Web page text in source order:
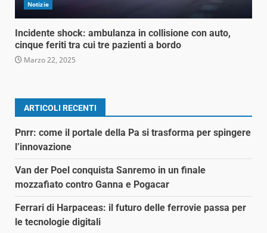
Notizie
Incidente shock: ambulanza in collisione con auto,
cinque feriti tra cui tre pazienti a bordo
Marzo 22, 2025
ARTICOLI RECENTI
Pnrr: come il portale della Pa si trasforma per spingere
l’innovazione
Van der Poel conquista Sanremo in un finale
mozzafiato contro Ganna e Pogacar
Ferrari di Harpaceas: il futuro delle ferrovie passa per
le tecnologie digitali